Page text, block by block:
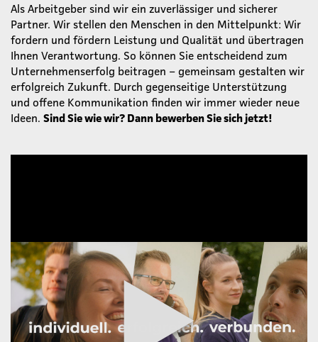
Als Arbeitgeber sind wir ein zuverlässiger und sicherer
Partner. Wir stellen den Menschen in den Mittelpunkt: Wir
fordern und fördern Leistung und Qualität und übertragen
Ihnen Verantwortung. So können Sie entscheidend zum
Unternehmenserfolg beitragen – gemeinsam gestalten wir
erfolgreich Zukunft. Durch gegenseitige Unterstützung
und offene Kommunikation finden wir immer wieder neue
Ideen. Sind Sie wie wir? Dann bewerben Sie sich jetzt!